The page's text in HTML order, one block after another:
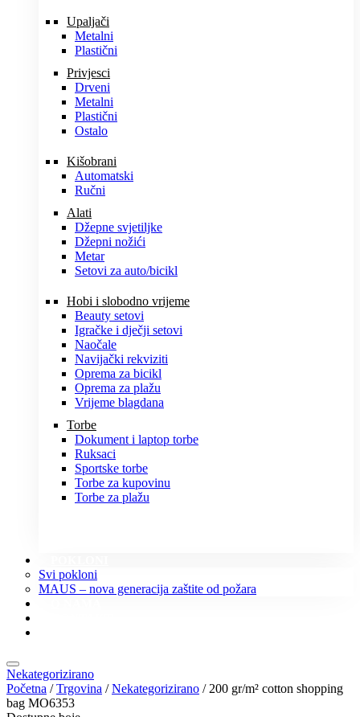
Upaljači
Metalni
Plastični
Privjesci
Drveni
Metalni
Plastični
Ostalo
Kišobrani
Automatski
Ručni
Alati
Džepne svjetiljke
Džepni nožići
Metar
Setovi za auto/bicikl
Hobi i slobodno vrijeme
Beauty setovi
Igračke i dječji setovi
Naočale
Navijački rekviziti
Oprema za bicikl
Oprema za plažu
Vrijeme blagdana
Torbe
Dokument i laptop torbe
Ruksaci
Sportske torbe
Torbe za kupovinu
Torbe za plažu
Svi pokloni
MAUS – nova generacija zaštite od požara
Nekategorizirano
Početna /Trgovina /Nekategorizirano / 200 gr/m² cotton shopping
bag MO6353